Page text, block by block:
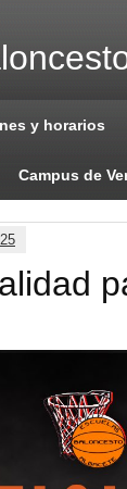
y horarios
Campus de